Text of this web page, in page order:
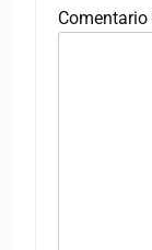
Comentario